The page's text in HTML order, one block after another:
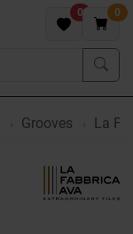
0 0
Grooves La